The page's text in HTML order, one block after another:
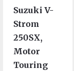
Suzuki V-
Strom
250SX,
Motor
Touring